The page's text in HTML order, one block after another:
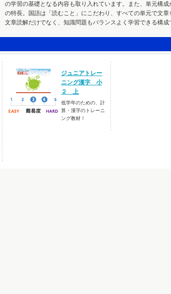
の学習の基礎となる内容も取り入れています。また、単元構
の特長。国語は「読むこと」にこだわり、すべての単元で文章
文章読解だけでなく、知識問題もバランスよく学習できる構成
ジュニアトレー
ニング漢字 小
２ 上
低学年のための、計
算・漢字のトレーニ
ング教材！